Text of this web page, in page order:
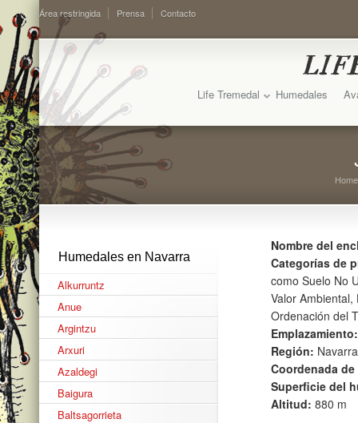
Área restringida Prensa Contacto
Life Tremedal Humedales
Home
Humedales en Navarra
Alkurruntz
Anue
Argintzu
Arxuri
Azaldegi
Baigura
Baltsagorrieta
Nombre del
Categorías de
como Suelo No
Valor
Ordenación del
Emplazamiento:
Región: Navarra
Coordenada
Superficie del
Altitud: 880 m